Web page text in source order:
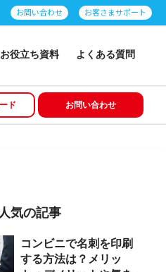
お問い合わせ お客さまサポート
お役立ち資料 よくある質問
ド お問い合わせ
気の記事
コンビニで名刺を印刷
する方法は？メリッ